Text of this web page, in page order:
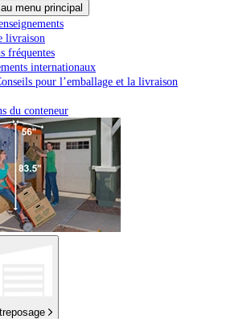
menu principal
livraison
fréquentes
internationaux
pour l’emballage et la livraison
du conteneur